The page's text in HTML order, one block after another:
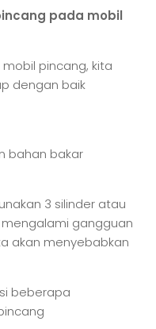
pada mobil
pincang, kita
dengan baik
bahan bakar
3 silinder atau
mengalami gangguan
akan menyebabkan
beberapa